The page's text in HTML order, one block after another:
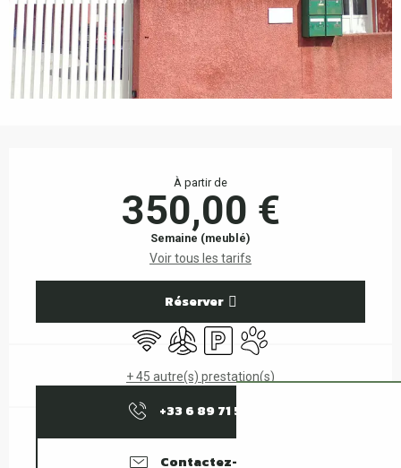
À partir de
350,00 €
Semaine (meublé)
Voir tous les tarifs
Réserver
WiFi Air conditionné
ParkingAnimaux acceptés
+ 45 autre(s) prestation(s)
+33 6 89 71 59
Contactez-nous